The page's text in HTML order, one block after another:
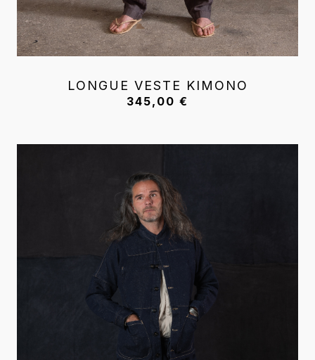
LONGUE VESTE KIMONO
345,00 €